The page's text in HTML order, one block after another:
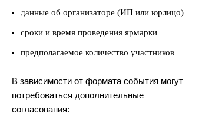
данные об организаторе (ИП или юрлицо)
сроки и время проведения ярмарки
предполагаемое количество участников
В зависимости от формата события могут
потребоваться дополнительные
согласования: